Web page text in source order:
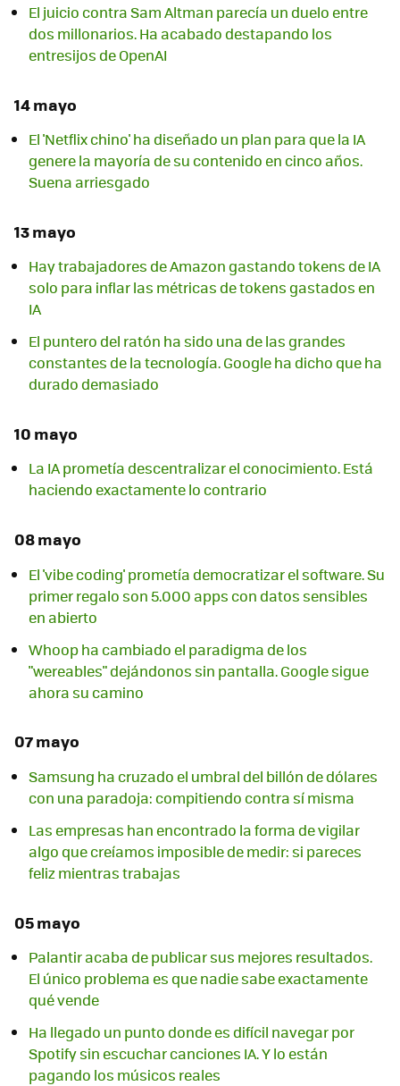
El juicio contra Sam Altman parecía un duelo entre
dos millonarios. Ha acabado destapando los
entresijos de OpenAI
14 mayo
El 'Netflix chino' ha diseñado un plan para que la IA
genere la mayoría de su contenido en cinco años.
Suena arriesgado
13 mayo
Hay trabajadores de Amazon gastando tokens de IA
solo para inflar las métricas de tokens gastados en
IA
El puntero del ratón ha sido una de las grandes
constantes de la tecnología. Google ha dicho que ha
durado demasiado
10 mayo
La IA prometía descentralizar el conocimiento. Está
haciendo exactamente lo contrario
08 mayo
El 'vibe coding' prometía democratizar el software. Su
primer regalo son 5.000 apps con datos sensibles
en abierto
Whoop ha cambiado el paradigma de los
"wereables" dejándonos sin pantalla. Google sigue
ahora su camino
07 mayo
Samsung ha cruzado el umbral del billón de dólares
con una paradoja: compitiendo contra sí misma
Las empresas han encontrado la forma de vigilar
algo que creíamos imposible de medir: si pareces
feliz mientras trabajas
05 mayo
Palantir acaba de publicar sus mejores resultados.
El único problema es que nadie sabe exactamente
qué vende
Ha llegado un punto donde es difícil navegar por
Spotify sin escuchar canciones IA. Y lo están
pagando los músicos reales